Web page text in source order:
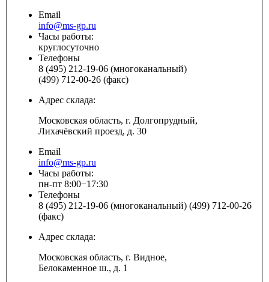
Email
info@ms-gp.ru
Часы работы:
круглосуточно
Телефоны
8 (495) 212-19-06 (многоканальный)
(499) 712-00-26 (факс)
Адрес склада:
Московская область, г. Долгопрудный,
Лихачёвский проезд, д. 30
Email
info@ms-gp.ru
Часы работы:
пн-пт 8:00−17:30
Телефоны
8 (495) 212-19-06 (многоканальный) (499) 712-00-26
(факс)
Адрес склада:
Московская область, г. Видное,
Белокаменное ш., д. 1